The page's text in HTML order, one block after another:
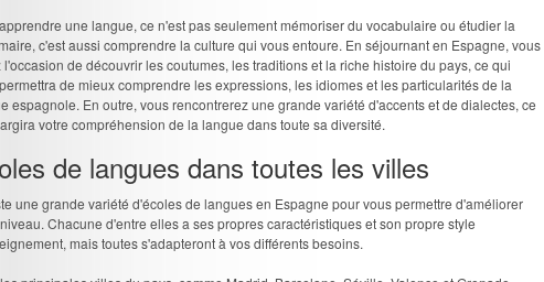
une langue, ce n'est pas seulement mémoriser du vocabulaire ou étudier la
c'est aussi comprendre la culture qui vous entoure. En séjournant en Espagne, vous
l'occasion de découvrir les coutumes, les traditions et la riche histoire du pays, ce qui
de mieux comprendre les expressions, les idiomes et les particularités de la
espagnole. En outre, vous rencontrerez une grande variété d'accents et de dialectes, ce
votre compréhension de la langue dans toute sa diversité.
de langues dans toutes les villes
une grande variété d'écoles de langues en Espagne pour vous permettre d'améliorer
Chacune d'entre elles a ses propres caractéristiques et son propre style
mais toutes s'adapteront à vos différents besoins.